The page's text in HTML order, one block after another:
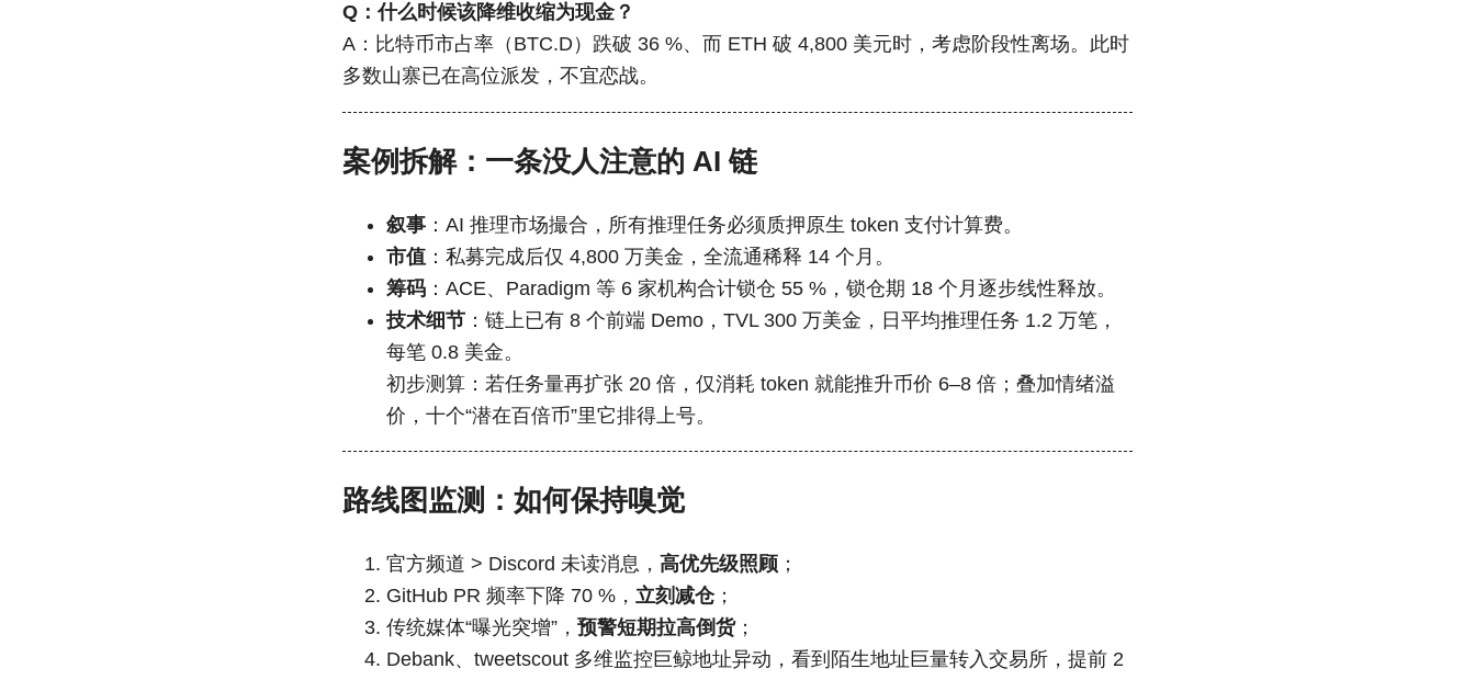
Q：什么时候该降维收缩为现金？
A：比特币市占率（BTC.D）跌破 36 %、而 ETH 破 4,800 美元时，考虑阶段性离场。此时
多数山寨已在高位派发，不宜恋战。
案例拆解：一条没人注意的 AI 链
叙事 ：AI 推理市场撮合，所有推理任务必须质押原生 token 支付计算费。
市值 ：私募完成后仅 4,800 万美金，全流通稀释 14 个月。
筹码 ：ACE、Paradigm 等 6 家机构合计锁仓 55 %，锁仓期 18 个月逐步线性释放。
技术细节 ：链上已有 8 个前端 Demo，TVL 300 万美金，日平均推理任务 1.2 万笔，
每笔 0.8 美金。
初步测算：若任务量再扩张 20 倍，仅消耗 token 就能推升币价 6–8 倍；叠加情绪溢
价，十个“潜在百倍币”里它排得上号。
路线图监测：如何保持嗅觉
官方频道 > Discord 未读消息， 高优先级照顾 ；
GitHub PR 频率下降 70 %， 立刻减仓；
传统媒体“曝光突增”， 预警短期拉高倒货；
Debank、tweetscout 多维监控巨鲸地址异动，看到陌生地址巨量转入交易所，提前 2